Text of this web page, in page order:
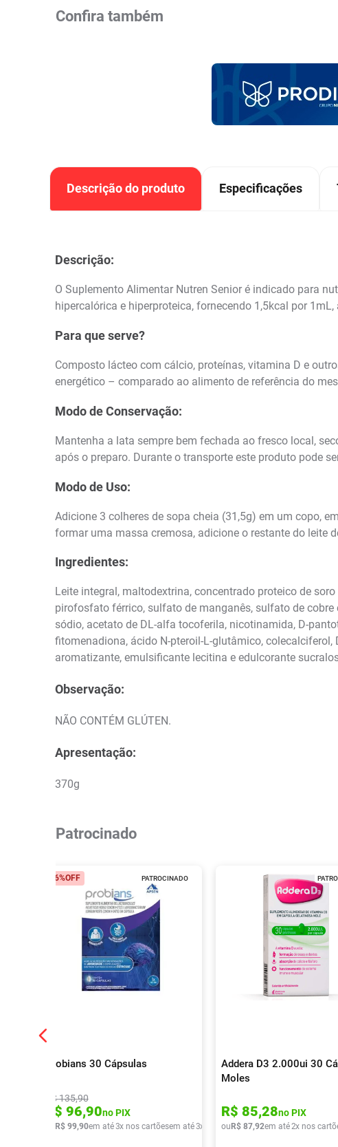
Confira também
Descrição do produto Especificações
Descrição:
O Suplemento Alimentar Nutren Senior é indicado para
hipercalórica e hiperproteica, fornecendo 1,5kcal por
Para que serve?
Composto lácteo com cálcio, proteínas, vitamina D e
energético – comparado ao alimento de referência do
Modo de Conservação:
Mantenha a lata sempre bem fechada ao fresco local,
após o preparo. Durante o transporte este produto pode
Modo de Uso:
Adicione 3 colheres de sopa cheia (31,5g) em um copo,
formar uma massa cremosa, adicione o restante do leite
Ingredientes:
Leite integral, maltodextrina, concentrado proteico de
pirofosfato férrico, sulfato de manganês, sulfato de
sódio, acetato de DL-alfa tocoferila, nicotinamida, D-
fitomenadiona, ácido N-pteroil-L-glutâmico,
aromatizante, emulsificante lecitina e edulcorante
Observação:
NÃO CONTÉM GLÚTEN.
Apresentação:
370g
Patrocinado
PATROCINADO
26%OFF
Probians 30 Cápsulas
R$135,90
R$ 96,90no PIX
R$ 99,90em até3x nos cartõesem até3x de R$ 33,30
Addera D3 2.000ui 30
Moles
R$ 85,28no PIX
ou R$ 87,92em até2x nos